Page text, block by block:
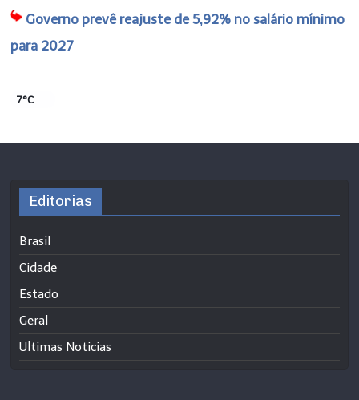
Governo prevê reajuste de 5,92% no salário mínimo
para 2027
7°C
Editorias
Brasil
Cidade
Estado
Geral
Ultimas Noticias